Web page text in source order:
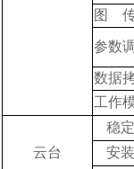
图
参数
数据
工作
云台
稳
安